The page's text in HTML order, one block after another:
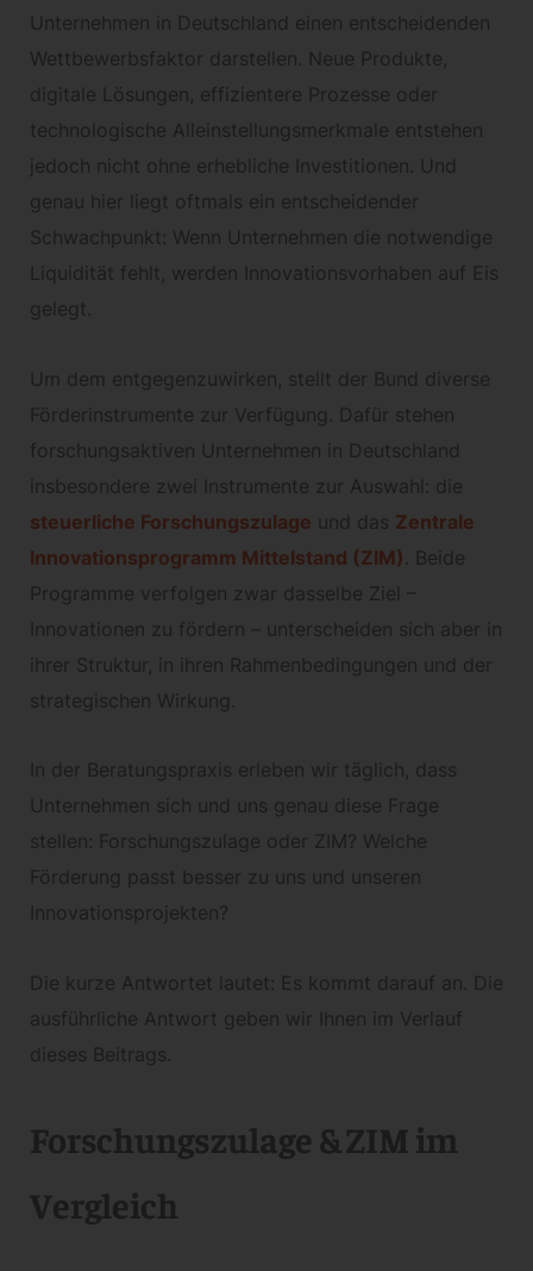
Unternehmen in Deutschland einen entscheidenden
Wettbewerbsfaktor darstellen. Neue Produkte,
digitale Lösungen, effizientere Prozesse oder
technologische Alleinstellungsmerkmale entstehen
jedoch nicht ohne erhebliche Investitionen. Und
genau hier liegt oftmals ein entscheidender
Schwachpunkt: Wenn Unternehmen die notwendige
Liquidität fehlt, werden Innovationsvorhaben auf Eis
gelegt.
Um dem entgegenzuwirken, stellt der Bund diverse
Förderinstrumente zur Verfügung. Dafür stehen
forschungsaktiven Unternehmen in Deutschland
insbesondere zwei Instrumente zur Auswahl: die
steuerliche Forschungszulage und das Zentrale
Innovationsprogramm Mittelstand (ZIM) . Beide
Programme verfolgen zwar dasselbe Ziel –
Innovationen zu fördern – unterscheiden sich aber in
ihrer Struktur, in ihren Rahmenbedingungen und der
strategischen Wirkung.
In der Beratungspraxis erleben wir täglich, dass
Unternehmen sich und uns genau diese Frage
stellen: Forschungszulage oder ZIM? Welche
Förderung passt besser zu uns und unseren
Innovationsprojekten?
Die kurze Antwortet lautet: Es kommt darauf an. Die
ausführliche Antwort geben wir Ihnen im Verlauf
dieses Beitrags.
Forschungszulage & ZIM im
Vergleich